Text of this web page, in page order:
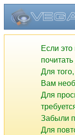
Если
почитать
Для
Вам
Для
Забыли
Для